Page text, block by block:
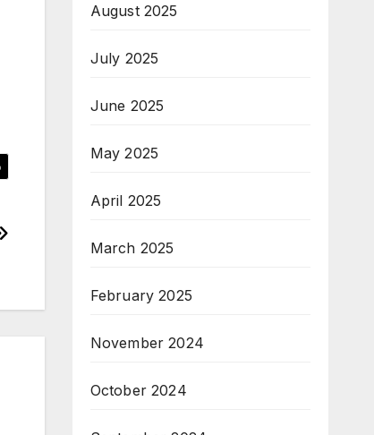
August 2025
July 2025
June 2025
May 2025
April 2025
March 2025
February 2025
November 2024
October 2024